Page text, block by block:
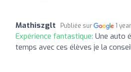
Mathiszglt Publiée sur 1
Expérience fantastique: Une auto
temps avec ces élèves je la